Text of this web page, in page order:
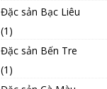
Đặc sản Bạc Liêu
(1)
Đặc sản Bến Tre
(1)